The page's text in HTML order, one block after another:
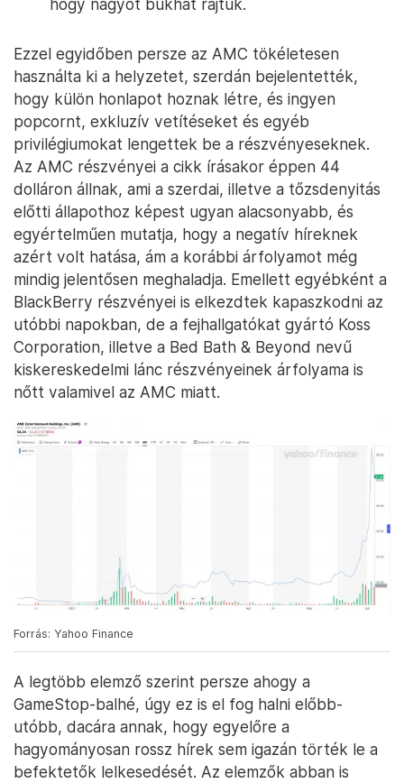
Ezzel egyidőben persze az AMC tökéletesen
használta ki a helyzetet, szerdán bejelentették,
hogy külön honlapot hoznak létre, és ingyen
popcornt, exkluzív vetítéseket és egyéb
privilégiumokat lengettek be a részvényeseknek.
Az AMC részvényei a cikk írásakor éppen 44
dolláron állnak, ami a szerdai, illetve a tőzsdenyitás
előtti állapothoz képest ugyan alacsonyabb, és
egyértelműen mutatja, hogy a negatív híreknek
azért volt hatása, ám a korábbi árfolyamot még
mindig jelentősen meghaladja. Emellett egyébként a
BlackBerry részvényei is elkezdtek kapaszkodni az
utóbbi napokban, de a fejhallgatókat gyártó Koss
Corporation, illetve a Bed Bath & Beyond nevű
kiskereskedelmi lánc részvényeinek árfolyama is
nőtt valamivel az AMC miatt.
Forrás: Yahoo Finance
A legtöbb elemző szerint persze ahogy a
GameStop-balhé, úgy ez is el fog halni előbb-
utóbb, dacára annak, hogy egyelőre a
hagyományosan rossz hírek sem igazán törték le a
befektetők lelkesedését. Az elemzők abban is